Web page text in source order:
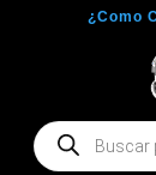
¿Como
Búsqueda
de
productos